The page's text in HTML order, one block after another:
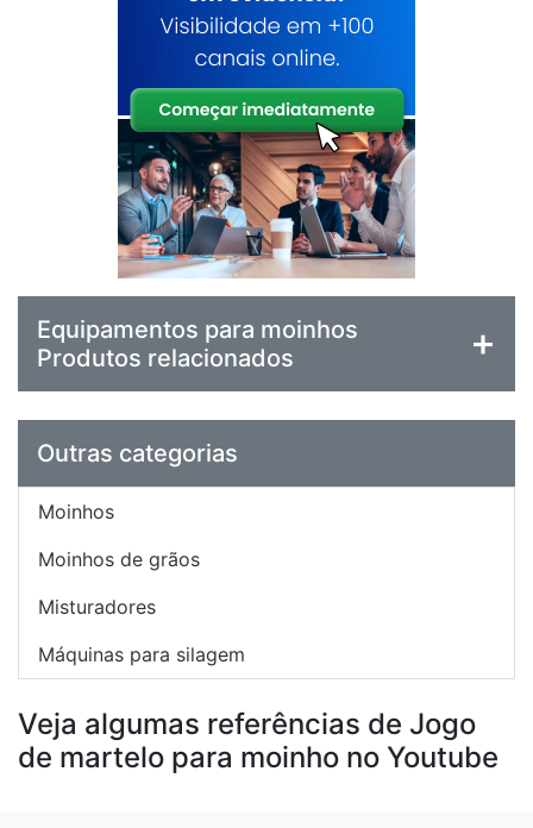
Equipamentos para moinhos
Produtos relacionados
Outras categorias
Moinhos
Moinhos de grãos
Misturadores
Máquinas para silagem
Veja algumas referências de Jogo
de martelo para moinho no Youtube